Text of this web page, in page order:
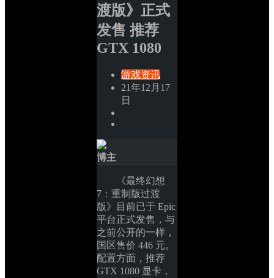
渡版》正式
发售 推荐
GTX 1080
游戏资讯
21年12月17
日
博主
《最终幻想
7：重制版过渡
版》目前已于 Epic
平台正式发售，与
之前公开的一样，
国区售价 446 元。
配置方面，推荐
GTX 1080 显卡，